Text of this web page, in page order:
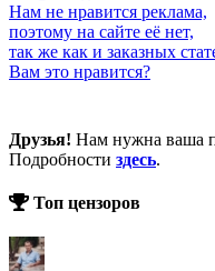
Нам не нравится реклама,
поэтому на сайте её нет,
так же как и заказных
Вам это нравится?
Друзья! Нам нужна ваша
Подробности здесь.
Топ цензоров